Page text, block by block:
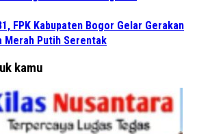
FPK Kabupaten Bogor Gelar Gerakan
Merah Putih Serentak
kamu